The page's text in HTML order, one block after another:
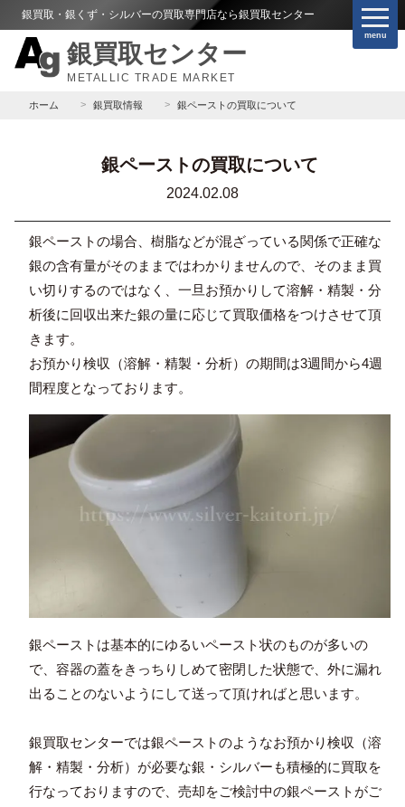
銀買取・銀くず・シルバーの買取専門店なら銀買取センター
銀買取センター
METALLIC TRADE MARKET
menu
ホーム 銀買取情報 銀ペーストの買取について
銀ペーストの買取について
2024.02.08
銀ペーストの場合、樹脂などが混ざっている関係で正確な
銀の含有量がそのままではわかりませんので、そのまま買
い切りするのではなく、一旦お預かりして溶解・精製・分
析後に回収出来た銀の量に応じて買取価格をつけさせて頂
きます。
お預かり検収（溶解・精製・分析）の期間は3週間から4週
間程度となっております。
銀ペーストは基本的にゆるいペースト状のものが多いの
で、容器の蓋をきっちりしめて密閉した状態で、外に漏れ
出ることのないようにして送って頂ければと思います。
銀買取センターでは銀ペーストのようなお預かり検収（溶
解・精製・分析）が必要な銀・シルバーも積極的に買取を
行なっておりますので、売却をご検討中の銀ペーストがご